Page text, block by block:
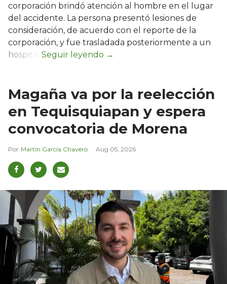
corporación brindó atención al hombre en el lugar
del accidente. La persona presentó lesiones de
consideración, de acuerdo con el reporte de la
corporación, y fue trasladada posteriormente a un
hospital.
Magaña va por la reelección
en Tequisquiapan y espera
convocatoria de Morena
Martín García Chavero Aug 05, 2026